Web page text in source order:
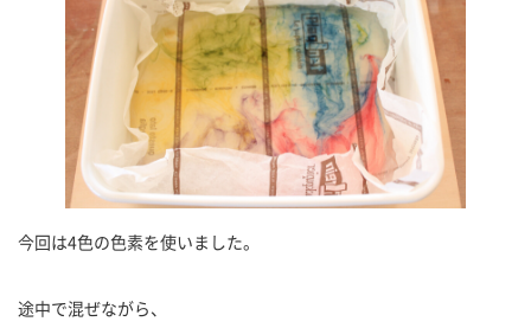
今回は4色の色素を使いました。
途中で混ぜながら、